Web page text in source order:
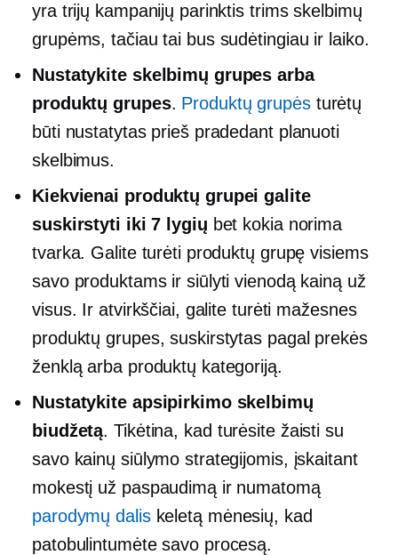
yra trijų kampanijų parinktis trims skelbimų
grupėms, tačiau tai bus sudėtingiau ir laiko.
Nustatykite skelbimų grupes arba
produktų grupes. Produktų grupėsturėtų
būti nustatytas prieš pradedant planuoti
skelbimus.
Kiekvienai produktų grupei galite
suskirstyti iki 7 lygių bet kokia norima
tvarka. Galite turėti produktų grupę visiems
savo produktams ir siūlyti vienodą kainą už
visus. Ir atvirkščiai, galite turėti mažesnes
produktų grupes, suskirstytas pagal prekės
ženklą arba produktų kategoriją.
Nustatykite apsipirkimo skelbimų
biudžetą. Tikėtina, kad turėsite žaisti su
savo kainų siūlymo strategijomis, įskaitant
mokestį už paspaudimą ir numatomą
parodymų daliskeletą mėnesių, kad
patobulintumėte savo procesą.